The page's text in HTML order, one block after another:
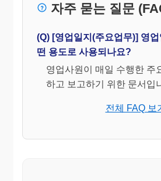
자주 묻는 질문
(Q) [영업일지(주요업무)] 영
떤 용도로 사용되나요?
영업사원이 매일 수행한 주
하고 보고하기 위한 문서입
전체 FAQ 보